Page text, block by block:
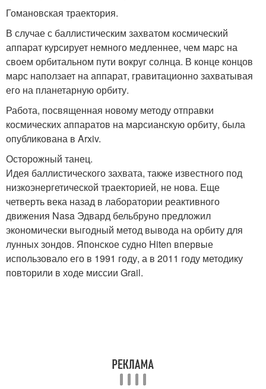
Гомановская траектория.
В случае с баллистическим захватом космический
аппарат курсирует немного медленнее, чем марс на
своем орбитальном пути вокруг солнца. В конце концов
марс наползает на аппарат, гравитационно захватывая
его на планетарную орбиту.
Работа, посвященная новому методу отправки
космических аппаратов на марсианскую орбиту, была
опубликована в Arxiv.
Осторожный танец.
Идея баллистического захвата, также известного под
низкоэнергетической траекторией, не нова. Еще
четверть века назад в лаборатории реактивного
движения Nasa Эдвард бельбруно предложил
экономически выгодный метод вывода на орбиту для
лунных зондов. Японское судно Hiten впервые
использовало его в 1991 году, а в 2011 году методику
повторили в ходе миссии Grail.